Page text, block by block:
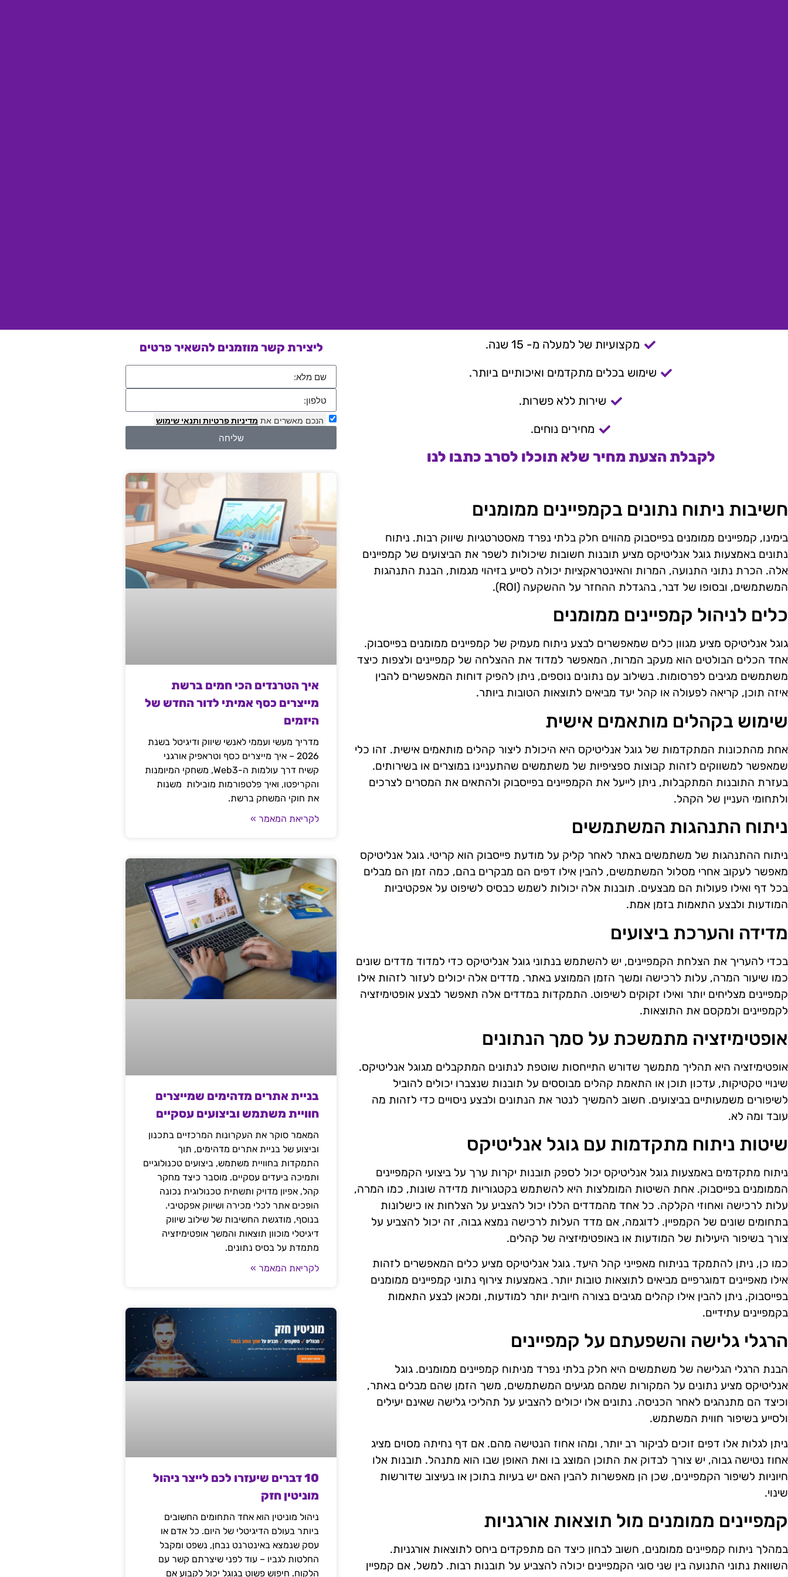
מקצועיות של למעלה מ- 15 שנה.
שימוש בכלים מתקדמים ואיכותיים ביותר.
שירות ללא פשרות.
מחירים נוחים.
לקבלת הצעת מחיר שלא תוכלו לסרב כתבו לנו
חשיבות ניתוח נתונים בקמפיינים ממומנים
בימינו, קמפיינים ממומנים בפייסבוק מהווים חלק בלתי נפרד מאסטרטגיות שיווק רבות. ניתוח
נתונים באמצעות גוגל אנליטיקס מציע תובנות חשובות שיכולות לשפר את הביצועים של קמפיינים
אלה. הכרת נתוני התנועה, המרות והאינטראקציות יכולה לסייע בזיהוי מגמות, הבנת התנהגות
המשתמשים, ובסופו של דבר, בהגדלת ההחזר על ההשקעה (ROI).
כלים לניהול קמפיינים ממומנים
גוגל אנליטיקס מציע מגוון כלים שמאפשרים לבצע ניתוח מעמיק של קמפיינים ממומנים בפייסבוק.
אחד הכלים הבולטים הוא מעקב המרות, המאפשר למדוד את ההצלחה של קמפיינים ולצפות כיצד
משתמשים מגיבים לפרסומות. בשילוב עם נתונים נוספים, ניתן להפיק דוחות המאפשרים להבין
איזה תוכן, קריאה לפעולה או קהל יעד מביאים לתוצאות הטובות ביותר.
שימוש בקהלים מותאמים אישית
אחת מהתכונות המתקדמות של גוגל אנליטיקס היא היכולת ליצור קהלים מותאמים אישית. זהו כלי
שמאפשר למשווקים לזהות קבוצות ספציפיות של משתמשים שהתעניינו במוצרים או בשירותים.
בעזרת התובנות המתקבלות, ניתן לייעל את הקמפיינים בפייסבוק ולהתאים את המסרים לצרכים
ולתחומי העניין של הקהל.
ניתוח התנהגות המשתמשים
ניתוח ההתנהגות של משתמשים באתר לאחר קליק על מודעת פייסבוק הוא קריטי. גוגל אנליטיקס
מאפשר לעקוב אחרי מסלול המשתמשים, להבין אילו דפים הם מבקרים בהם, כמה זמן הם מבלים
בכל דף ואילו פעולות הם מבצעים. תובנות אלה יכולות לשמש כבסיס לשיפוט על אפקטיביות
המודעות ולבצע התאמות בזמן אמת.
מדידה והערכת ביצועים
בכדי להעריך את הצלחת הקמפיינים, יש להשתמש בנתוני גוגל אנליטיקס כדי למדוד מדדים שונים
כמו שיעור המרה, עלות לרכישה ומשך הזמן הממוצע באתר. מדדים אלה יכולים לעזור לזהות אילו
קמפיינים מצליחים יותר ואילו זקוקים לשיפוט. התמקדות במדדים אלה תאפשר לבצע אופטימיזציה
לקמפיינים ולמקסם את התוצאות.
אופטימיזציה מתמשכת על סמך הנתונים
אופטימיזציה היא תהליך מתמשך שדורש התייחסות שוטפת לנתונים המתקבלים מגוגל אנליטיקס.
שינויי טקטיקות, עדכון תוכן או התאמת קהלים מבוססים על תובנות שנצברו יכולים להוביל
לשיפורים משמעותיים בביצועים. חשוב להמשיך לנטר את הנתונים ולבצע ניסויים כדי לזהות מה
עובד ומה לא.
שיטות ניתוח מתקדמות עם גוגל אנליטיקס
ניתוח מתקדמים באמצעות גוגל אנליטיקס יכול לספק תובנות יקרות ערך על ביצועי הקמפיינים
הממומנים בפייסבוק. אחת השיטות המומלצות היא להשתמש בקטגוריות מדידה שונות, כמו המרה,
עלות לרכישה ואחוזי הקלקה. כל אחד מהמדדים הללו יכול להצביע על הצלחות או כישלונות
בתחומים שונים של הקמפיין. לדוגמה, אם מדד העלות לרכישה נמצא גבוה, זה יכול להצביע על
צורך בשיפור היעילות של המודעות או באופטימיזציה של קהלים.
כמו כן, ניתן להתמקד בניתוח מאפייני קהל היעד. גוגל אנליטיקס מציע כלים המאפשרים לזהות
אילו מאפיינים דמוגרפיים מביאים לתוצאות טובות יותר. באמצעות צירוף נתוני קמפיינים ממומנים
בפייסבוק, ניתן להבין אילו קהלים מגיבים בצורה חיובית יותר למודעות, ומכאן לבצע התאמות
בקמפיינים עתידיים.
הרגלי גלישה והשפעתם על קמפיינים
הבנת הרגלי הגלישה של משתמשים היא חלק בלתי נפרד מניתוח קמפיינים ממומנים. גוגל
אנליטיקס מציע נתונים על המקורות שמהם מגיעים המשתמשים, משך הזמן שהם מבלים באתר,
וכיצד הם מתנהגים לאחר הכניסה. נתונים אלו יכולים להצביע על תהליכי גלישה שאינם יעילים
ולסייע בשיפור חווית המשתמש.
ניתן לגלות אלו דפים זוכים לביקור רב יותר, ומהו אחוז הנטישה מהם. אם דף נחיתה מסוים מציג
אחוז נטישה גבוה, יש צורך לבדוק את התוכן המוצג בו ואת האופן שבו הוא מתנהל. תובנות אלו
חיוניות לשיפור הקמפיינים, שכן הן מאפשרות להבין האם יש בעיות בתוכן או בעיצוב שדורשות
שינוי.
קמפיינים ממומנים מול תוצאות אורגניות
במהלך ניתוח קמפיינים ממומנים, חשוב לבחון כיצד הם מתפקדים ביחס לתוצאות אורגניות.
השוואת נתוני התנועה בין שני סוגי הקמפיינים יכולה להצביע על תובנות רבות. למשל, אם קמפיין
ליצירת קשר מוזמנים להשאיר פרטים
הנכם מאשרים את מדיניות פרטיות ותנאי שימוש
שליחה
איך הטרנדים הכי חמים ברשת
מייצרים כסף אמיתי לדור החדש של
היזמים
מדריך מעשי ועממי לאנשי שיווק ודיגיטל בשנת
2026 – איך מייצרים כסף וטראפיק אורגני
קשיח דרך עולמות ה-Web3, משחקי המיומנות
והקריפטו, ואיך פלטפורמות מובילות משנות
את חוקי המשחק ברשת.
לקריאת המאמר »
בניית אתרים מדהימים שמייצרים
חוויית משתמש וביצועים עסקיים
המאמר סוקר את העקרונות המרכזיים בתכנון
וביצוע של בניית אתרים מדהימים, תוך
התמקדות בחוויית משתמש, ביצועים טכנולוגיים
ותמיכה ביעדים עסקיים. מוסבר כיצד מחקר
קהל, אפיון מדויק ותשתית טכנולוגית נכונה
הופכים אתר לכלי מכירה ושיווק אפקטיבי.
בנוסף, מודגשת החשיבות של שילוב שיווק
דיגיטלי מוכוון תוצאות והמשך אופטימיזציה
מתמדת על בסיס נתונים.
לקריאת המאמר »
10 דברים שיעזרו לכם לייצר ניהול
מוניטין חזק
ניהול מוניטין הוא אחד התחומים החשובים
ביותר בעולם הדיגיטלי של היום. כל אדם או
עסק שנמצא באינטרנט נבחן, נשפט ומקבל
החלטות לגביו – עוד לפני שיצרתם קשר עם
הלקוח. חיפוש פשוט בגוגל יכול לקבוע אם